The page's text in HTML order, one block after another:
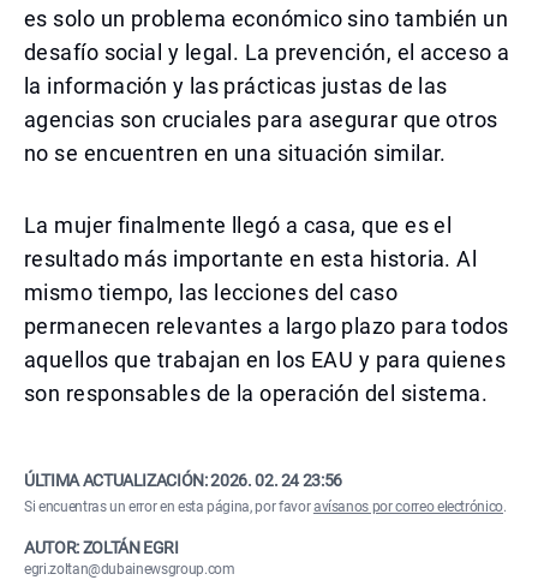
es solo un problema económico sino también un
desafío social y legal. La prevención, el acceso a
la información y las prácticas justas de las
agencias son cruciales para asegurar que otros
no se encuentren en una situación similar.
La mujer finalmente llegó a casa, que es el
resultado más importante en esta historia. Al
mismo tiempo, las lecciones del caso
permanecen relevantes a largo plazo para todos
aquellos que trabajan en los EAU y para quienes
son responsables de la operación del sistema.
ÚLTIMA ACTUALIZACIÓN:2026. 02. 24 23:56
Si encuentras un error en esta página, por favoravísanos por correo electrónico.
AUTOR: ZOLTÁN EGRI
egri.zoltan@dubainewsgroup.com